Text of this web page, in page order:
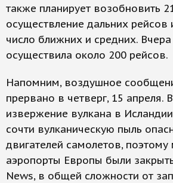
также планирует возобновить
осуществление дальних рейсов
число ближних и средних.
осуществила около 200 рейсов.
Напомним, воздушное
прервано в четверг, 15 апреля.
извержение вулкана в
сочти вулканическую пыль
двигателей самолетов, поэтому
аэропорты Европы были
News, в общей сложности от